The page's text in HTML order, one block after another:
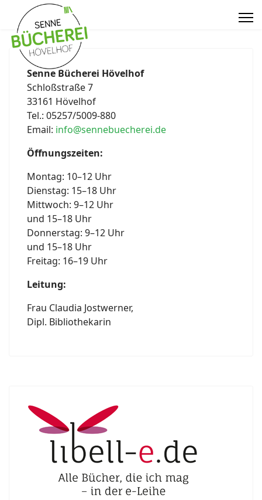
Senne Bücherei Hövelhof
Schloßstraße 7
33161 Hövelhof
Tel.: 05257/5009-880
Email: info@sennebuecherei.de
Öffnungszeiten:
Montag: 10–12 Uhr
Dienstag: 15–18 Uhr
Mittwoch: 9–12 Uhr
und 15–18 Uhr
Donnerstag: 9–12 Uhr
und 15–18 Uhr
Freitag: 16–19 Uhr
Leitung:
Frau Claudia Jostwerner,
Dipl. Bibliothekarin